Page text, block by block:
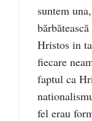
suntem
Hristos in
fiecare
faptul ca
fel erau